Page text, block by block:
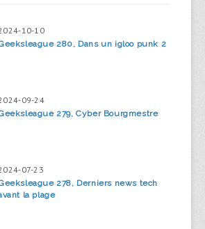
10-10
280, Dans un igloo punk 2
09-24
279, Cyber Bourgmestre
07-23
278, Derniers news tech
la plage